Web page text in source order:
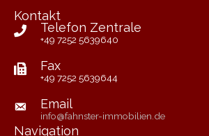
Kontakt
Telefon Zentrale
+49 7252 5639640
Fax
+49 7252 5639644
Email
info@fahnster-immobilien.de
Navigation